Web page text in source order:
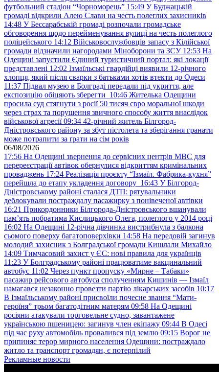
футбольний стадіон “Чорноморець” 15:49 У Буджацькій
громаді відкрили Алею Слави на честь полеглих захисників
14:48 У Бессарабській громаді розпочали громадське
обговорення щодо перейменування вулиці на честь полеглого
поліцейського 14:12 Військовослужбовців запасу з Кілійської
громади відзначили нагородами Міноборони та ЗСУ 12:53 На
Одещині запустили Єдиний туристичний портал: які локації
представлені 12:02 Ізмаїльські гвардійці виявили 12-річного
хлопця, який після сварки з батьками хотів втекти до Одеси
11:37 Підвал музею в Болграді передали під укриття, але
експозицію обіцяють зберегти 10:46 Жителька Одещини
просила суд стягнути з росії 50 тисяч євро моральної шкоди
через страх та порушення звичного способу життя внаслідок
військової агресії 09:34 42-річний житель Білгород-
Дністровського району за збут пістолета та зберігання гранати
може потрапити за ґрати на сім років
06/08/2026
17:56 На Одещині звернення до сервісних центрів МВС для
перереєстрації автівок обернулися відкриттям кримінальних
проваджень 17:24 Реалізація проєкту “Ізмаїл. Фабрика-кухня”
перейшла до етапу укладення договору 16:43 У Білгород-
Дністровському районі сталася ДТП: рятувальники
деблокували постраждалу пасажирку з понівеченої автівки
16:21 Прикордонники Білгорода-Дністровського вшанували
пам’ять побратима Кислицького Олега, полеглого у 2014 році
16:02 На Одещині 12-річна дівчинка вистрибнула з балкона
сьомого поверху багатоповерхівки 14:58 На передовій загинув
молодий захисник з Болградської громади Кишлали Михайло
14:09 Тимчасовий захист у ЄС: нові правила для українців
11:23 У Болградському районі працюватиме вакцинальний
автобус 11:02 Через пункт пропуску «Мирне – Табаки»
пасажир рейсового автобуса сполученням Кишинів — Ізмаїл
намагався незаконно провезти партію лікарських засобів 10:17
В Ізмаїльському районі присвоїли почесне звання “Мати-
героїня” трьом багатодітним матерям 09:58 На Одещині
росіяни атакували торговельне судно, завантажене
українською пшеницею: загинув член екіпажу 09:44 В Одесі
під час руху автомобіль провалився під землю 09:15 Ворог не
припиняє терор мирного населення Одещини: постраждало
житло та транспорт громадян, є потерпілий
Рекламные новости